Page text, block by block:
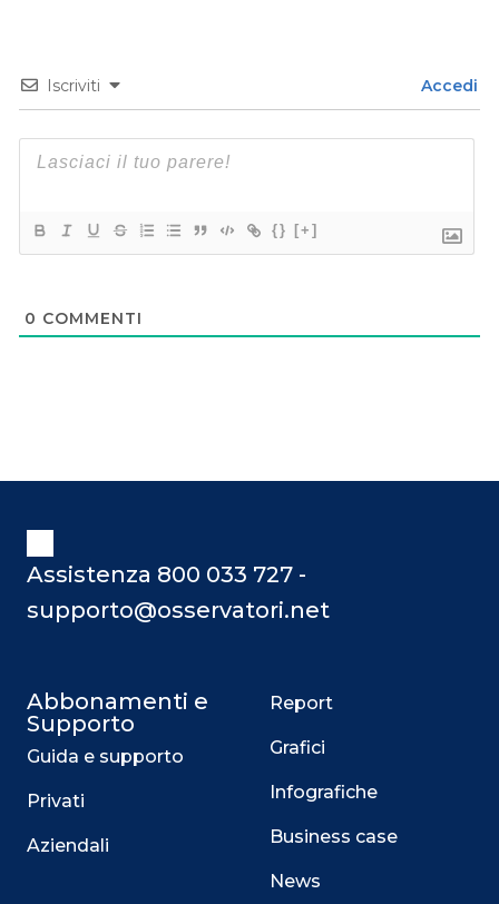
Iscriviti Accedi
{} [+]
0 COMMENTI
Assistenza 800 033 727 -
supporto@osservatori.net
Abbonamenti e
Supporto
Guida e supporto
Privati
Aziendali
Report
Grafici
Infografiche
Business case
News